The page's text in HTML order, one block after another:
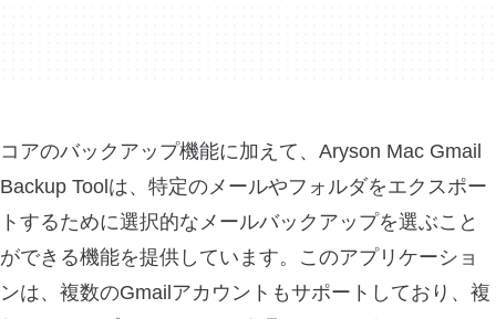
コアのバックアップ機能に加えて、Aryson Mac Gmail
Backup Toolは、特定のメールやフォルダをエクスポー
トするために選択的なメールバックアップを選ぶこと
ができる機能を提供しています。このアプリケーショ
ンは、複数のGmailアカウントもサポートしており、複